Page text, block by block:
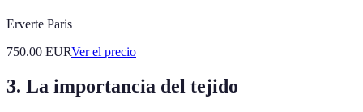
Erverte Paris
750.00 EURVer el precio
3. La importancia del tejido